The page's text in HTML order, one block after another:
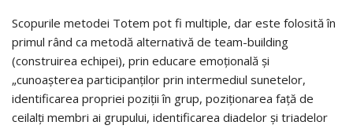
Scopurile metodei Totem pot fi multiple, dar este folosită în
primul rând ca metodă alternativă de team-building
(construirea echipei), prin edu­care emoţională şi
„cunoaşterea participanţilor prin intermediul sunetelor,
identificarea propriei poziţii în grup, poziţionarea faţă de
ceilalţi membri ai grupului, identificarea diadelor şi triadelor